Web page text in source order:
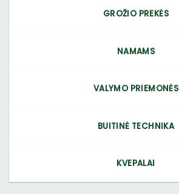
GROŽIO PREKĖS
NAMAMS
VALYMO PRIEMONĖS
BUITINĖ TECHNIKA
KVEPALAI